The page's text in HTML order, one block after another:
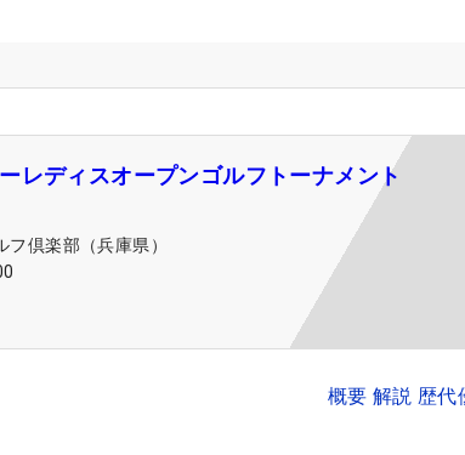
レディスオープンゴルフトーナメント
フ倶楽部（兵庫県）
概要 解説 歴代